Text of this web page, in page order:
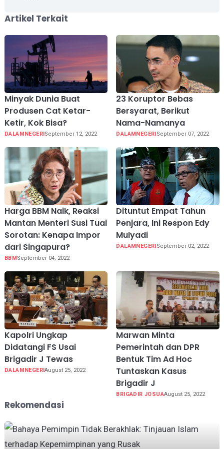
Artikel Terkait
Minyak Dunia Buat
Produsen Cat Ketar-
Ketir, Kok Bisa?
DALAMNEGERISeptember 12, 2022
23 Koruptor Bebas
Bersyarat, Berikut
Nama-Namanya
DALAMNEGERISeptember 07, 2022
Harga BBM Naik, Reaksi
Mantan Menteri Susi Tuai
Sorotan: Kenapa Impor
dari Singapura?
BBMSeptember 04, 2022
Dituntut Empat Tahun
Penjara, Ini Respon Edy
Mulyadi
DALAMNEGERISeptember 02, 2022
Kapolri Ungkap
Didatangi FS Usai
Brigadir J Tewas
DALAMNEGERIAugust 25, 2022
Marwan Minta
Pemerintah dan DPR
Bentuk Tim Ad Hoc
Tuntaskan Kasus
Brigadir J
BRIGADIR JOSUAAugust 25, 2022
Rekomendasi